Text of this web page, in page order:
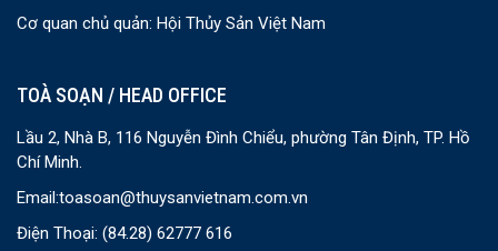
Cơ quan chủ quản: Hội Thủy Sản Việt Nam
TOÀ SOẠN / HEAD OFFICE
Lầu 2, Nhà B, 116 Nguyễn Đình Chiểu, phường Tân Định, TP. Hồ
Chí Minh.
Email:toasoan@thuysanvietnam.com.vn
Điện Thoại: (84.28) 62777 616